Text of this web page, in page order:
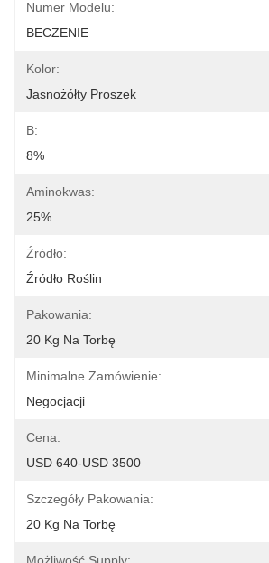
Numer Modelu:
BECZENIE
Kolor:
Jasnożółty Proszek
B:
8%
Aminokwas:
25%
Źródło:
Źródło Roślin
Pakowania:
20 Kg Na Torbę
Minimalne Zamówienie:
Negocjacji
Cena:
USD 640-USD 3500
Szczegóły Pakowania:
20 Kg Na Torbę